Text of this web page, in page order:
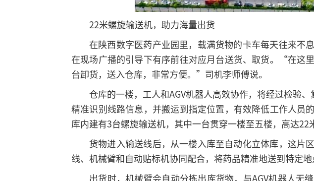
22米螺旋输送机，助力海量出货
在陕西数字医药产业园里，载满货物的卡车每天往来不
在现场广播的引导下有序前往对应月台送货、取货。“在这
台卸货，送入仓库，非常方便。”司机李师傅说。
仓库的一楼，工人和AGV机器人高效协作，将经过检验
精准识别线路信息，并搬运到指定位置，有效降低工作人
库内建有3台螺旋输送机，其中一台贯穿一楼至五楼，高达
货物进入输送线后，从一楼入库至自动化立体库，这
线、机械臂和自动贴标机协同配合，将药品精准地送到特定地
出货时，机械臂会自动分拣出库货物，与AGV机器人